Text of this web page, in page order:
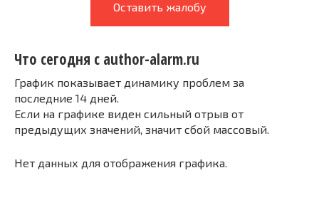
Оставить жалобу
Что сегодня с author-alarm.ru
График показывает динамику проблем за
последние 14 дней.
Если на графике виден сильный отрыв от
предыдущих значений, значит сбой массовый.
Нет данных для отображения графика.